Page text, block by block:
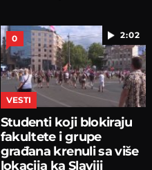
2:02
0
VESTI
Studenti koji blokiraju
fakultete i grupe
građana krenuli sa više
lokacija ka Slaviji